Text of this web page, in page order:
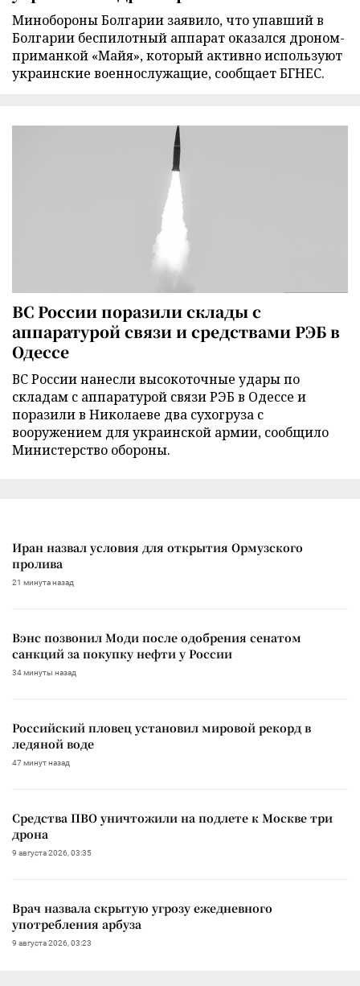
Минобороны Болгарии заявило, что упавший в
Болгарии беспилотный аппарат оказался дроном-
приманкой «Майя», который активно используют
украинские военнослужащие, сообщает БГНЕС.
ВС России поразили склады с
аппаратурой связи и средствами РЭБ в
Одессе
ВС России нанесли высокоточные удары по
складам с аппаратурой связи РЭБ в Одессе и
поразили в Николаеве два сухогруза с
вооружением для украинской армии, сообщило
Министерство обороны.
Иран назвал условия для открытия Ормузского
пролива
21 минута назад
Вэнс позвонил Моди после одобрения сенатом
санкций за покупку нефти у России
34 минуты назад
Российский пловец установил мировой рекорд в
ледяной воде
47 минут назад
Средства ПВО уничтожили на подлете к Москве три
дрона
9 августа 2026, 03:35
Врач назвала скрытую угрозу ежедневного
употребления арбуза
9 августа 2026, 03:23